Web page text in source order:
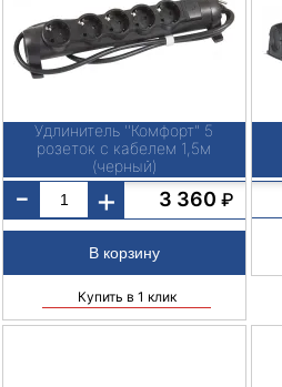
Удлинитель ''Комфорт" 5
розеток с кабелем 1,5м
(черный)
- + 3 360 ₽
Купить в 1 клик